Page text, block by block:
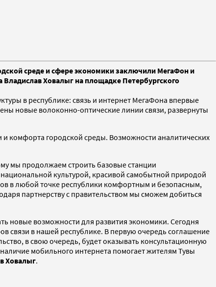
среде и сфере экономики заключили МегаФон и
Ховалыг на площадке Петербургского
в республике: связь и интернет МегаФона впервые
новые волоконно-оптические линии связи, развернуты
комфорта городской среды. Возможности аналитических
мы продолжаем строить базовые станции
культурой, красивой самобытной природой
в любой точке республики комфортным и безопасным,
партнерству с правительством мы сможем добиться
новые возможности для развития экономики. Сегодня
связи в нашей республике. В первую очередь соглашение
в свою очередь, будет оказывать консультационную
мобильного интернета помогает жителям Тувы
Ховалыг.